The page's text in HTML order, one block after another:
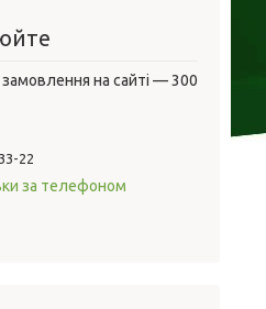
на сайті — 300
22
за телефоном